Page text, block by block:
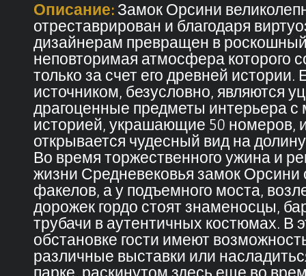
Описание: Замок Орсини
отреставрирован и благодаря
дизайнерам превращен в
неповторимая атмосфера которого
только за счет его древней
источником, безусловно, являются
драгоценные предметы интерьера с
историей, украшающие 50 номеров,
открывается чудесный вид на
Во время торжественного ужина и
жизни Средневековья замок Орсини
факелов, а у подъемного моста,
дорожек гордо стоят знаменосцы,
трубачи в аутентичных костюмах. В
обстановке гости имеют
различные выставки или